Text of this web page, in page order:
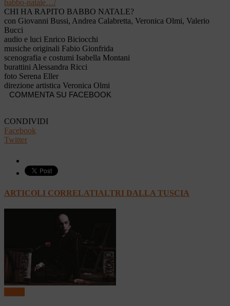
babbo-natale…/
CHI HA RAPITO BABBO NATALE?
con Giovanni Bussi, Andrea Calabretta, Veronica Olmi, Valerio
Bucci
audio e luci Enrico Biciocchi
musiche originali Fabio Gionfrida
scenografia e costumi Isabella Montani
burattini Alessandra Ricci
foto Serena Eller
direzione artistica Veronica Olmi
COMMENTA SU FACEBOOK
CONDIVIDI
Facebook
Twitter
ARTICOLI CORRELATIALTRI DALLA TUSCIA